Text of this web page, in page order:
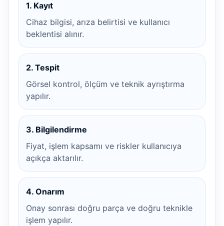
1. Kayıt
Cihaz bilgisi, arıza belirtisi ve kullanıcı
beklentisi alınır.
2. Tespit
Görsel kontrol, ölçüm ve teknik ayrıştırma
yapılır.
3. Bilgilendirme
Fiyat, işlem kapsamı ve riskler kullanıcıya
açıkça aktarılır.
4. Onarım
Onay sonrası doğru parça ve doğru teknikle
işlem yapılır.